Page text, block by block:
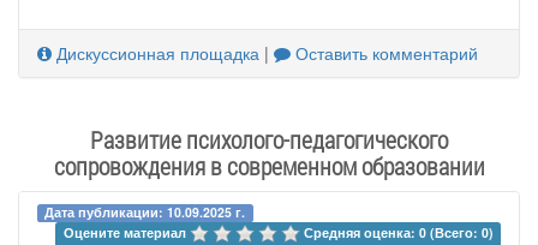
Дискуссионная площадка | Оставить комментарий
Развитие психолого-педагогического
сопровождения в современном образовании
Дата публикации: 10.09.2025 г.
Оцените материал
Средняя оценка: 0 (Всего: 0)